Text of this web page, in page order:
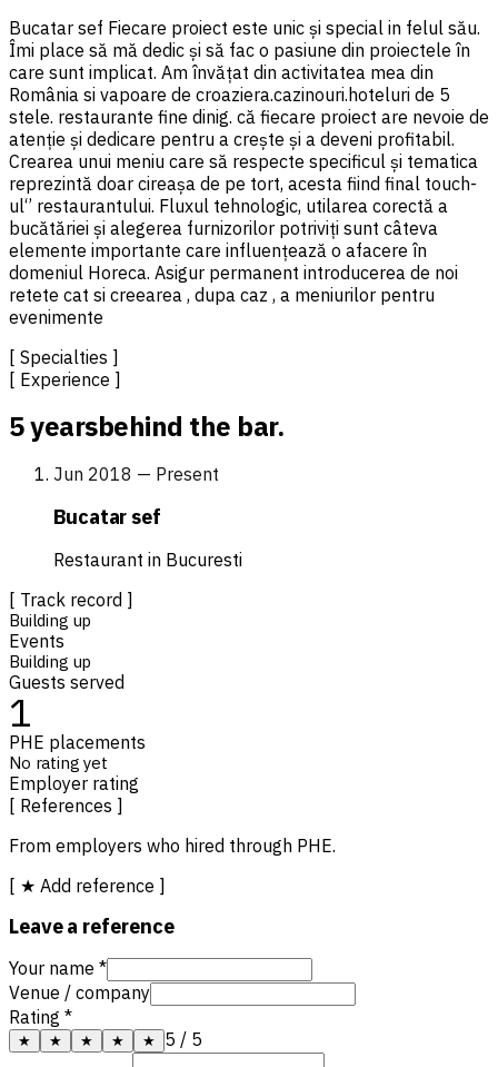
Bucatar sef Fiecare proiect este unic și special in felul său.
Îmi place să mă dedic și să fac o pasiune din proiectele în
care sunt implicat. Am învățat din activitatea mea din
România si vapoare de croaziera.cazinouri.hoteluri de 5
stele. restaurante fine dinig. că fiecare proiect are nevoie de
atenție și dedicare pentru a crește și a deveni profitabil.
Crearea unui meniu care să respecte specificul și tematica
reprezintă doar cireașa de pe tort, acesta fiind final touch-
ul‘’ restaurantului. Fluxul tehnologic, utilarea corectă a
bucătăriei și alegerea furnizorilor potriviți sunt câteva
elemente importante care influențează o afacere în
domeniul Horeca. Asigur permanent introducerea de noi
retete cat si creearea , dupa caz , a meniurilor pentru
evenimente
[ Specialties ]
[ Experience ]
5 yearsbehind the bar.
Jun 2018 — Present
Bucatar sef
Restaurant in Bucuresti
[ Track record ]
Building up
Events
Building up
Guests served
1
PHE placements
No rating yet
Employer rating
[ References ]
From employers who hired through PHE.
[ ★ Add reference ]
Leave a reference
Your name *
Venue / company
Rating *
★ ★ ★ ★ ★ 5 / 5